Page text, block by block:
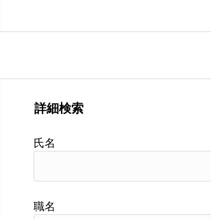
詳細検索
氏名
職名